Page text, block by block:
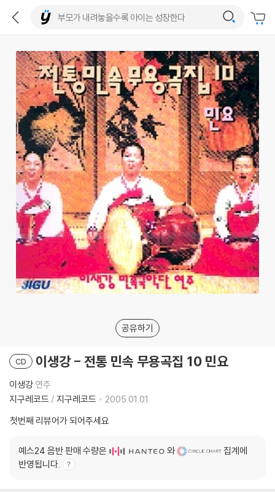
공유하기
CD 이생강 - 전통 민속 무용곡집 10 민요
이생강 연주
지구레코드 / 지구레코드
2005.01.01.
첫번째 리뷰어가 되어주세요
예스24 음반 판매 수량은 와
집계에
반영됩니다.